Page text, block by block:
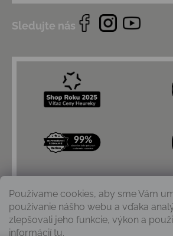
Používame cookies, aby sme Vám
používanie nášho webu a vďaka
zlepšovali jeho funkcie, výkon a
informácií tu.
Sledujte nás